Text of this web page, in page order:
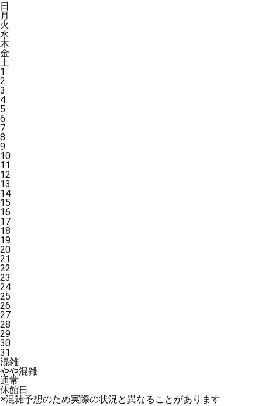
日
月
火
水
木
金
土
1
2
3
4
5
6
7
8
9
10
11
12
13
14
15
16
17
18
19
20
21
22
23
24
25
26
27
28
29
30
31
混雑
やや混雑
通常
休館日
※混雑予想のため実際の状況と異なることがあります